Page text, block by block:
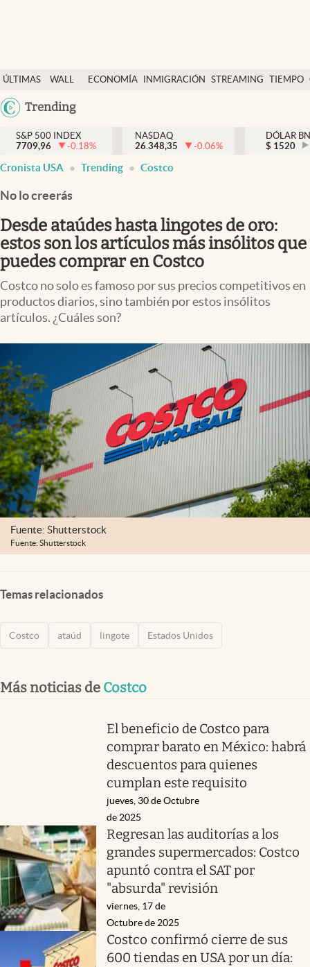
ÚLTIMAS
NOTICIAS
WALL
DÓLAR
ECONOMÍA INMIGRACIÓN STREAMING TIEMPO
México
Trending
Finanzas y economía
Wall Street y dólar
Inmigración
Espiritual
Streaming
PC y mobile
Lifestyle
S&P 500 INDEX
7709,96
-0.18%
NASDAQ
26.348,35
-0.06%
DÓLAR
$ 1520
Cronista USA Trending Costco
No lo creerás
Desde ataúdes hasta lingotes de oro:
estos son los artículos más insólitos que
puedes comprar en Costco
Costco no solo es famoso por sus precios competitivos en
productos diarios, sino también por estos insólitos
artículos. ¿Cuáles son?
Fuente: Shutterstock
Fuente: Shutterstock
Temas relacionados
Costco ataúd lingote Estados Unidos
Más noticias de Costco
El beneficio de Costco para
comprar barato en México: habrá
descuentos para quienes
cumplan este requisito
jueves, 30 de Octubre
de 2025
Regresan las auditorías a los
grandes supermercados: Costco
apuntó contra el SAT por
"absurda" revisión
viernes, 17 de
Octubre de 2025
Costco confirmó cierre de sus
600 tiendas en USA por un día: